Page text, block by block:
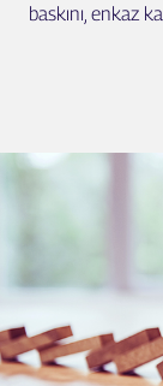
baskını, enkaz